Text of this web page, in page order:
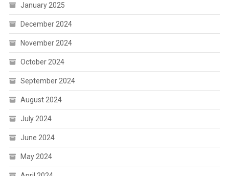
January 2025
December 2024
November 2024
October 2024
September 2024
August 2024
July 2024
June 2024
May 2024